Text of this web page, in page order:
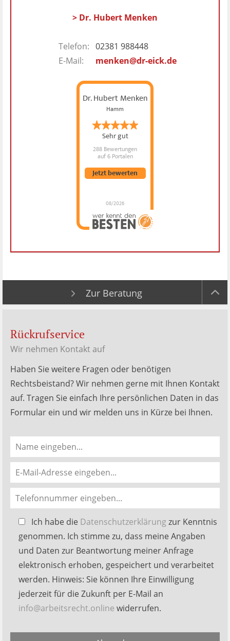
> Dr. Hubert Menken
Telefon: 02381 988448
E-Mail:
menken@dr-eick.de
Dr. Hubert Menken
Hamm
Sehr gut
288 Bewertungen
auf 6 Portalen
08/2026
Jetzt bewerten
Dr. Hubert Menken
hat4.88 von5
MenkenBewertungen
Zur Beratung
Rückrufservice
Wir nehmen Kontakt auf
Haben Sie weitere Fragen oder benötigen
Rechtsbeistand? Wir nehmen gerne mit Ihnen Kontakt
auf. Tragen Sie einfach Ihre persönlichen Daten in das
Formular ein und wir melden uns in Kürze bei Ihnen.
Bitte
lasse
dieses
Feld
leer.
Ich habe die Datenschutzerklärungzur Kenntnis
genommen. Ich stimme zu, dass meine Angaben
und Daten zur Beantwortung meiner Anfrage
elektronisch erhoben, gespeichert und verarbeitet
werden. Hinweis: Sie können Ihre Einwilligung
jederzeit für die Zukunft per E-Mail an
info@arbeitsrecht.online widerrufen.